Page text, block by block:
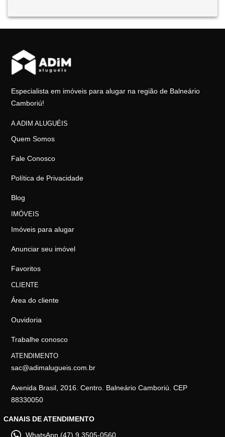
Especialista em imóveis para alugar na região de Balneário
Camboriú!
A ADIM ALUGUÉIS
Quem Somos
Fale Conosco
Política de Privacidade
Blog
IMÓVEIS
Imóveis para alugar
Anunciar seu imóvel
Favoritos
CLIENTE
Área do cliente
Ouvidoria
Trabalhe conosco
ATENDIMENTO
sac@adimalugueis.com.br
Avenida Brasil, 2016. Centro. Balneário Camboriú. CEP
88330050
CANAIS DE ATENDIMENTO
WhatsApp (47) 9 3505-0560